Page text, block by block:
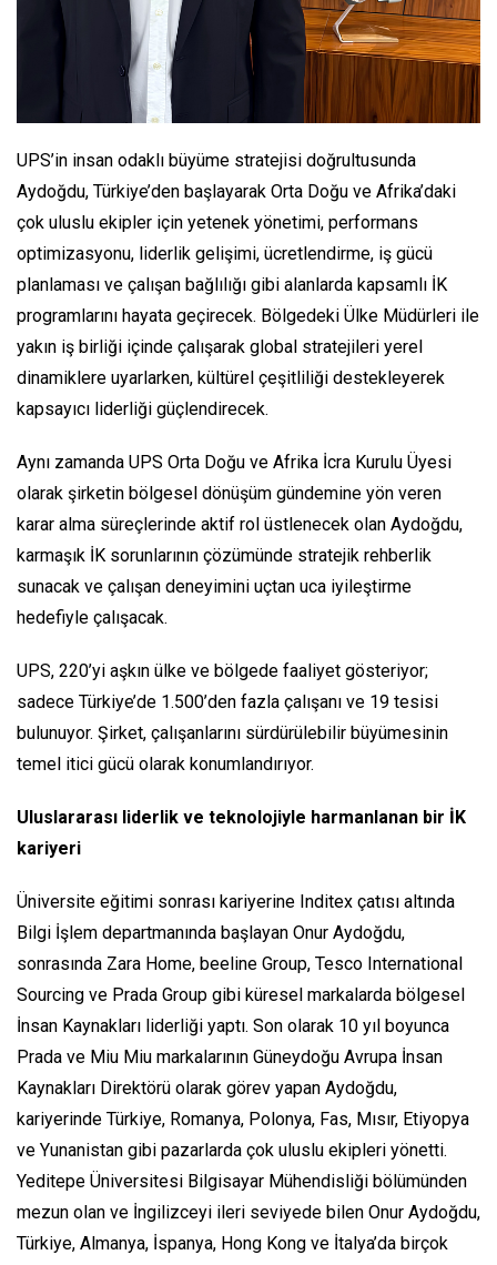
UPS’in insan odaklı büyüme stratejisi doğrultusunda
Aydoğdu, Türkiye’den başlayarak Orta Doğu ve Afrika’daki
çok uluslu ekipler için yetenek yönetimi, performans
optimizasyonu, liderlik gelişimi, ücretlendirme, iş gücü
planlaması ve çalışan bağlılığı gibi alanlarda kapsamlı İK
programlarını hayata geçirecek. Bölgedeki Ülke Müdürleri ile
yakın iş birliği içinde çalışarak global stratejileri yerel
dinamiklere uyarlarken, kültürel çeşitliliği destekleyerek
kapsayıcı liderliği güçlendirecek.
Aynı zamanda UPS Orta Doğu ve Afrika İcra Kurulu Üyesi
olarak şirketin bölgesel dönüşüm gündemine yön veren
karar alma süreçlerinde aktif rol üstlenecek olan Aydoğdu,
karmaşık İK sorunlarının çözümünde stratejik rehberlik
sunacak ve çalışan deneyimini uçtan uca iyileştirme
hedefiyle çalışacak.
UPS, 220’yi aşkın ülke ve bölgede faaliyet gösteriyor;
sadece Türkiye’de 1.500’den fazla çalışanı ve 19 tesisi
bulunuyor. Şirket, çalışanlarını sürdürülebilir büyümesinin
temel itici gücü olarak konumlandırıyor.
Uluslararası liderlik ve teknolojiyle harmanlanan bir İK
kariyeri
Üniversite eğitimi sonrası kariyerine Inditex çatısı altında
Bilgi İşlem departmanında başlayan Onur Aydoğdu,
sonrasında Zara Home, beeline Group, Tesco International
Sourcing ve Prada Group gibi küresel markalarda bölgesel
İnsan Kaynakları liderliği yaptı. Son olarak 10 yıl boyunca
Prada ve Miu Miu markalarının Güneydoğu Avrupa İnsan
Kaynakları Direktörü olarak görev yapan Aydoğdu,
kariyerinde Türkiye, Romanya, Polonya, Fas, Mısır, Etiyopya
ve Yunanistan gibi pazarlarda çok uluslu ekipleri yönetti.
Yeditepe Üniversitesi Bilgisayar Mühendisliği bölümünden
mezun olan ve İngilizceyi ileri seviyede bilen Onur Aydoğdu,
Türkiye, Almanya, İspanya, Hong Kong ve İtalya’da birçok